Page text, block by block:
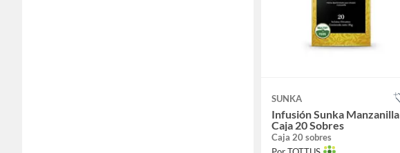
SUNKA
Infusión Sunka Manzanilla
Caja 20 Sobres
Caja 20 sobres